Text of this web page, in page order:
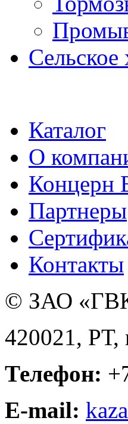
Сельское
Каталог
О
Концерн
Партнеры
Контакты
© ЗАО
420021, РТ,
Телефон:
E-mail: